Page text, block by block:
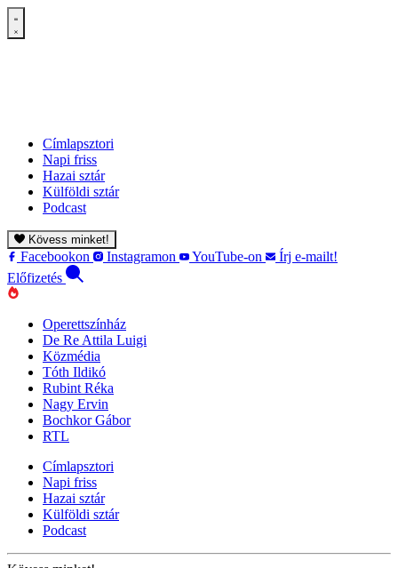
Címlapsztori
Napi friss
Hazai sztár
Külföldi sztár
Podcast
Kövess minket!
Facebookon Instagramon YouTube-on
Írj e-mailt!
Előfizetés
Operettszínház
De Re Attila Luigi
Közmédia
Tóth Ildikó
Rubint Réka
Nagy Ervin
Bochkor Gábor
RTL
Címlapsztori
Napi friss
Hazai sztár
Külföldi sztár
Podcast